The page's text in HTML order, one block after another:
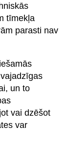
tīmekļa
parasti nav
un to
vai dzēšot
var